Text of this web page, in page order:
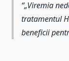
„Viremia
tratamentul
beneficii